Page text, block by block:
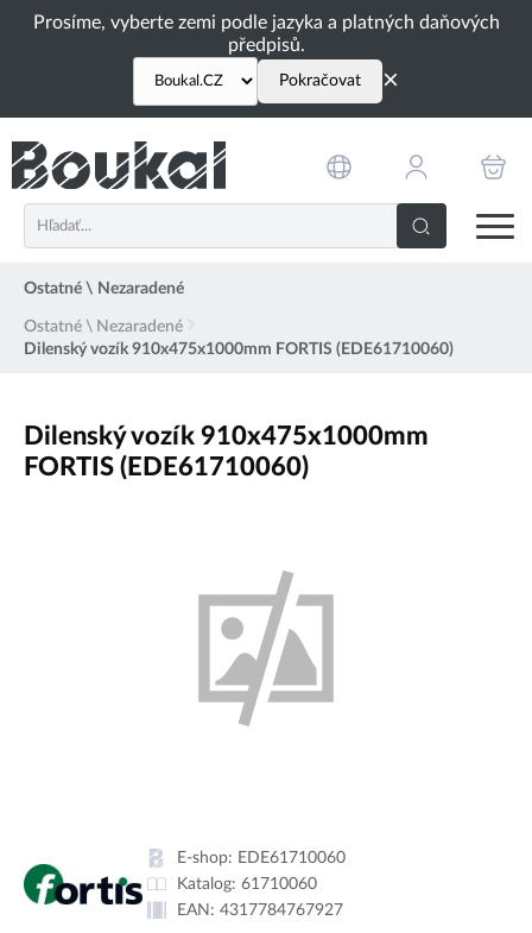
Prosíme, vyberte zemi podle jazyka a platných daňových
předpisů.
Pokračovat ×
Ostatné \ Nezaradené
Ostatné \ Nezaradené
Dilenský vozík 910x475x1000mm FORTIS (EDE61710060)
Dilenský vozík 910x475x1000mm
FORTIS (EDE61710060)
E-shop: EDE61710060
Katalog: 61710060
EAN: 4317784767927